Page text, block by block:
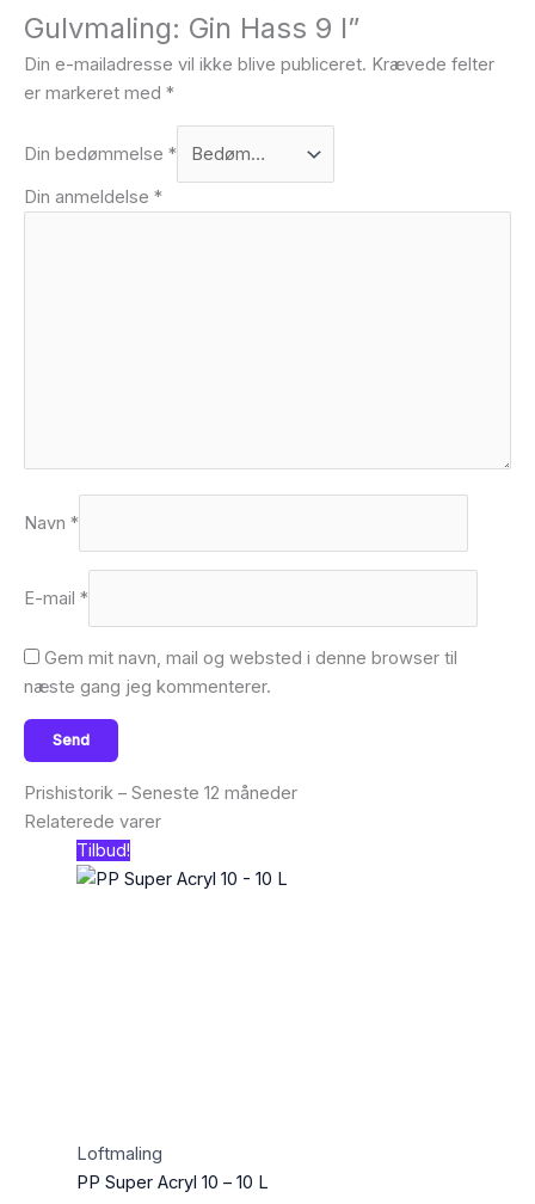
Gulvmaling: Gin Hass 9 l”
Din e-mailadresse vil ikke blive publiceret. Krævede felter
er markeret med *
Din bedømmelse *
Din anmeldelse *
Navn *
E-mail *
Gem mit navn, mail og websted i denne browser til
næste gang jeg kommenterer.
Prishistorik – Seneste 12 måneder
Relaterede varer
Tilbud!
Loftmaling
PP Super Acryl 10 – 10 L